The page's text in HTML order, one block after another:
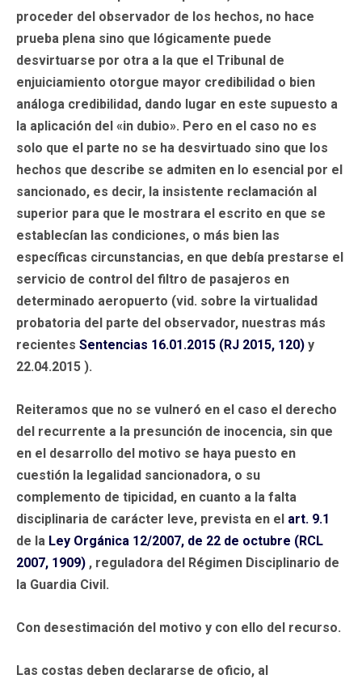
proceder del observador de los hechos, no hace
prueba plena sino que lógicamente puede
desvirtuarse por otra a la que el Tribunal de
enjuiciamiento otorgue mayor credibilidad o bien
análoga credibilidad, dando lugar en este supuesto a
la aplicación del «in dubio». Pero en el caso no es
solo que el parte no se ha desvirtuado sino que los
hechos que describe se admiten en lo esencial por el
sancionado, es decir, la insistente reclamación al
superior para que le mostrara el escrito en que se
establecían las condiciones, o más bien las
específicas circunstancias, en que debía prestarse el
servicio de control del filtro de pasajeros en
determinado aeropuerto (vid. sobre la virtualidad
probatoria del parte del observador, nuestras más
recientes Sentencias 16.01.2015 (RJ 2015, 120) y
22.04.2015 ).
Reiteramos que no se vulneró en el caso el derecho
del recurrente a la presunción de inocencia, sin que
en el desarrollo del motivo se haya puesto en
cuestión la legalidad sancionadora, o su
complemento de tipicidad, en cuanto a la falta
disciplinaria de carácter leve, prevista en el art. 9.1
de la Ley Orgánica 12/2007, de 22 de octubre (RCL
2007, 1909) , reguladora del Régimen Disciplinario de
la Guardia Civil.
Con desestimación del motivo y con ello del recurso.
Las costas deben declararse de oficio, al